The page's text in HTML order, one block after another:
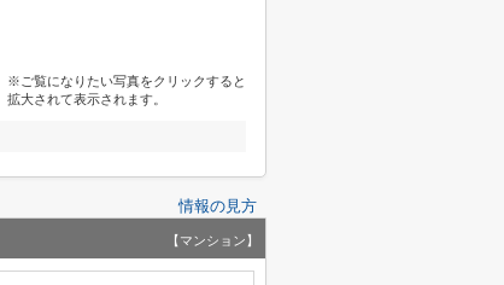
※ご覧になりたい写真をクリックすると
拡大されて表示されます。
情報の見方
【マンション】